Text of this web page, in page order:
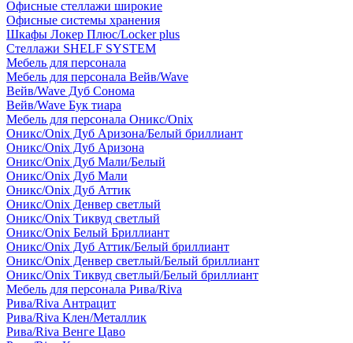
Офисные стеллажи широкие
Офисные системы хранения
Шкафы Локер Плюс/Locker plus
Стеллажи SHELF SYSTEM
Мебель для персонала
Мебель для персонала Вейв/Wave
Вейв/Wave Дуб Сонома
Вейв/Wave Бук тиара
Мебель для персонала Оникс/Onix
Оникс/Onix Дуб Аризона/Белый бриллиант
Оникс/Onix Дуб Аризона
Оникс/Onix Дуб Мали/Белый
Оникс/Onix Дуб Мали
Оникс/Onix Дуб Аттик
Оникс/Onix Денвер светлый
Оникс/Onix Тиквуд светлый
Оникс/Onix Белый Бриллиант
Оникс/Onix Дуб Аттик/Белый бриллиант
Оникс/Onix Денвер светлый/Белый бриллиант
Оникс/Onix Тиквуд светлый/Белый бриллиант
Мебель для персонала Рива/Riva
Рива/Riva Антрацит
Рива/Riva Клен/Металлик
Рива/Riva Венге Цаво